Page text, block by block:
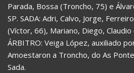
Parada, Bossa (Troncho, 75) e
SP. SADA: Adri, Calvo, Jorge,
(Víctor, 66), Mariano, Diego,
ÁRBITRO: Veiga López, auxiliado
Amoestaron a Troncho, do As
Sada.